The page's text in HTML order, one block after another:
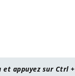
et appuyez sur Ctrl +